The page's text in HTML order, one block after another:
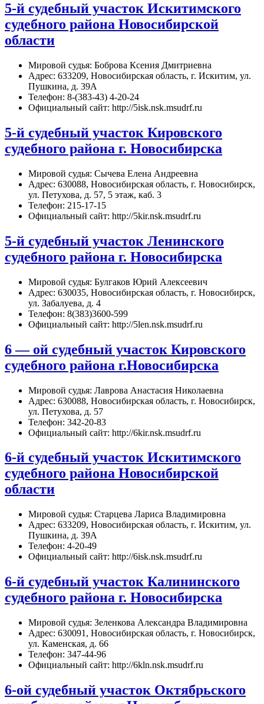
5-й судебный участок Искитимского
судебного района Новосибирской
области
Мировой судья: Боброва Ксения Дмитриевна
Адрес: 633209, Новосибирская область, г. Искитим, ул.
Пушкина, д. 39А
Телефон: 8-(383-43) 4-20-24
Официальный сайт: http://5isk.nsk.msudrf.ru
5-й судебный участок Кировского
судебного района г. Новосибирска
Мировой судья: Сычева Елена Андреевна
Адрес: 630088, Новосибирская область, г. Новосибирск,
ул. Петухова, д. 57, 5 этаж, каб. 3
Телефон: 215-17-15
Официальный сайт: http://5kir.nsk.msudrf.ru
5-й судебный участок Ленинского
судебного района г. Новосибирска
Мировой судья: Булгаков Юрий Алексеевич
Адрес: 630035, Новосибирская область, г. Новосибирск,
ул. Забалуева, д. 4
Телефон: 8(383)3600-599
Официальный сайт: http://5len.nsk.msudrf.ru
6 — ой судебный участок Кировского
судебного района г.Новосибирска
Мировой судья: Лаврова Анастасия Николаевна
Адрес: 630088, Новосибирская область, г. Новосибирск,
ул. Петухова, д. 57
Телефон: 342-20-83
Официальный сайт: http://6kir.nsk.msudrf.ru
6-й судебный участок Искитимского
судебного района Новосибирской
области
Мировой судья: Старцева Лариса Владимировна
Адрес: 633209, Новосибирская область, г. Искитим, ул.
Пушкина, д. 39А
Телефон: 4-20-49
Официальный сайт: http://6isk.nsk.msudrf.ru
6-й судебный участок Калининского
судебного района г. Новосибирска
Мировой судья: Зеленкова Александра Владимировна
Адрес: 630091, Новосибирская область, г. Новосибирск,
ул. Каменская, д. 66
Телефон: 347-44-96
Официальный сайт: http://6kln.nsk.msudrf.ru
6-ой судебный участок Октябрьского